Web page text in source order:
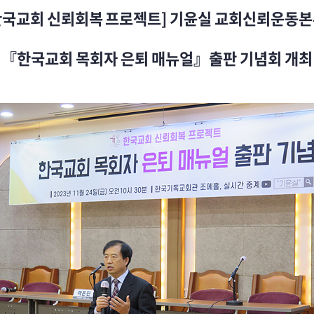
교회 신뢰회복 프로젝트] 기윤실 교회신뢰운동
『한국교회 목회자 은퇴 매뉴얼』출판 기념회 개최